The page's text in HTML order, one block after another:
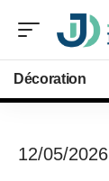
Décoration
12/05/2026